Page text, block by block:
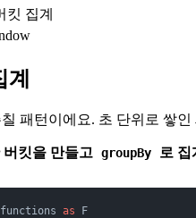
킷 집계
패턴이에요. 초 단위로 쌓
버킷을 만들고 groupBy 로 집
functions as F